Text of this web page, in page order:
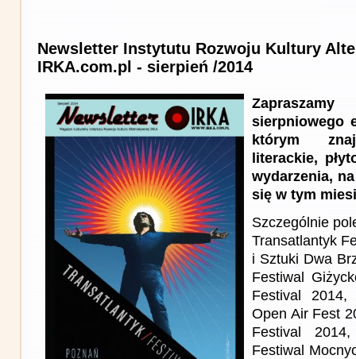
Newsletter Instytutu Rozwoju Kultury
IRKA.com.pl - sierpień /2014
sierpniowego
którym
literackie,
wydarzenia,
się w tym
Szczególnie
Transatlantyk
i Sztuki Dwa
Festiwal
Festival
Open Air Fest
Festival
Festiwal